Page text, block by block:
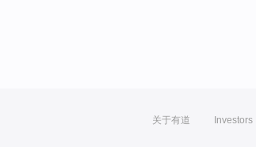
关于有道 Investors